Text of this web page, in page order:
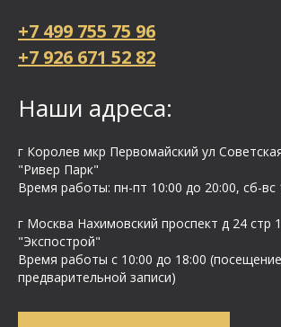
+7 499 755 75 96
+7 926 671 52 82
Наши адреса:
г Королев мкр Первомайский ул
"Ривер Парк"
Время работы: пн-пт 10:00 до 20:00, сб-вс
г Москва Нахимовский проспект д 24 стр
"Экспострой"
Время работы с 10:00 до 18:00
предварительной записи)